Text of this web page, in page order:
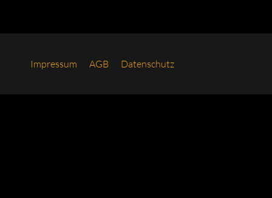
Impres­sum AGB Daten­schutz